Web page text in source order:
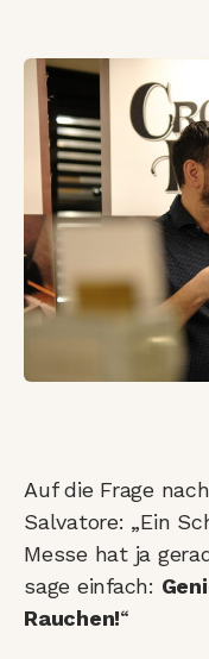
Auf die Frage
Salvatore: „Ein
Messe hat ja
sage einfach:
Rauchen!“